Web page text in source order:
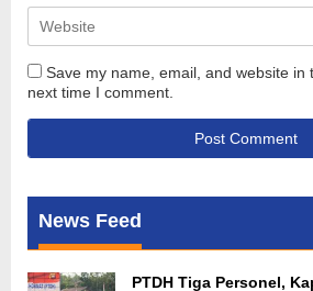
Save my name, email, and website in
next time I comment.
News Feed
PTDH Tiga Personel,